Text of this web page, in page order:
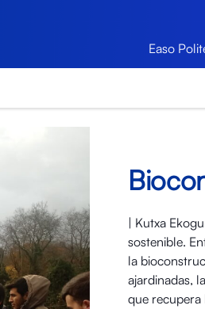
Easo
| Kutxa
sostenible.
la
ajardinadas,
que recupera